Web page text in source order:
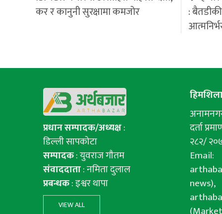
कर र कानुनी सुरक्षामा कमजोर
:
प्रधान सम्पादक/अध्यक्ष:
डिल्ली सापकोटा
सम्पादक: युवराज गाैतम
संवाददाता: नमिता दुलाल
प्रबन्धक: इश्वर थापा
VIEW ALL
दर्ता
२८२/
Email:
news),